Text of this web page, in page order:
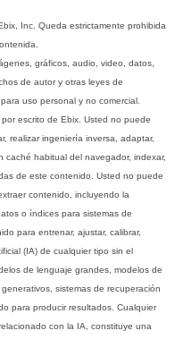
Inc. Queda estrictamente prohibida
gráficos, audio, video, datos,
de autor y otras leyes de
uso personal y no comercial.
escrito de Ebix. Usted no puede
realizar ingeniería inversa, adaptar,
caché habitual del navegador, indexar,
de este contenido. Usted no puede
contenido, incluyendo la
o índices para sistemas de
para entrenar, ajustar, calibrar,
(IA) de cualquier tipo sin el
de lenguaje grandes, modelos de
sistemas de recuperación
para producir resultados. Cualquier
con la IA, constituye una